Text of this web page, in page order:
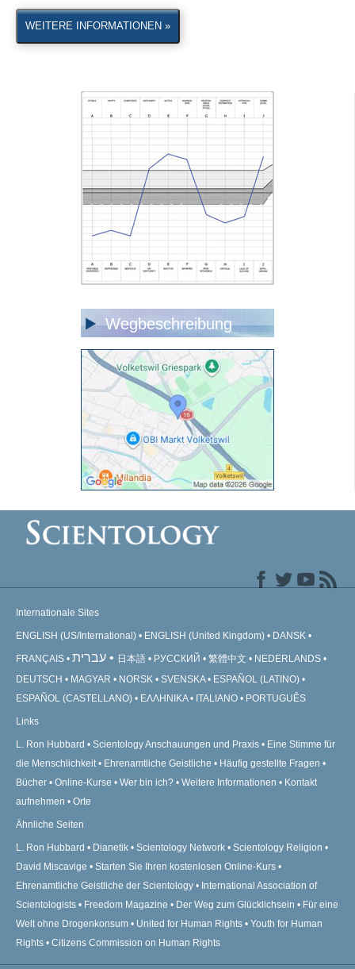
WEITERE INFORMATIONEN »
Wegbeschreibung
Internationale Sites
ENGLISH (US/International) ENGLISH (United Kingdom) DANSK
FRANÇAIS עברית 日本語 РУССКИЙ 繁體中文
NEDERLANDS
DEUTSCH
MAGYAR NORSK SVENSKA
ESPAÑOL (LATINO)
ESPAÑOL (CASTELLANO)
ΕΛΛΗΝΙΚA ITALIANO PORTUGUÊS
Links
L. Ron Hubbard Scientology Anschauungen und Praxis
Eine Stimme für
die Menschlichkeit
Ehrenamtliche Geistliche
Häufig gestellte Fragen
Bücher
Online-Kurse Wer bin ich? Weitere Informationen
Kontakt
aufnehmen
Orte
Ähnliche Seiten
L. Ron Hubbard Dianetik Scientology Network
Scientology Religion
David Miscavige
Starten Sie Ihren kostenlosen Online-Kurs
Ehrenamtliche Geistliche der Scientology
International Association of
Scientologists
Freedom Magazine Der Weg zum Glücklichsein
Für eine
Welt ohne Drogenkonsum
United for Human Rights
Youth for Human
Rights
Citizens Commission on Human Rights